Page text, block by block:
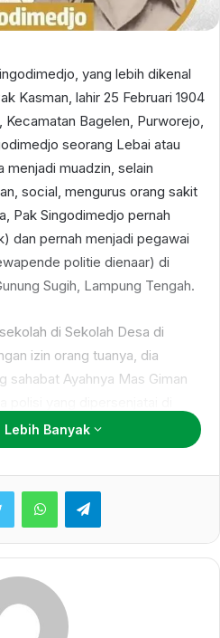
yang lebih dikenal
Kasman, lahir 25 Februari 1904
Kecamatan Bagelen, Purworejo,
seorang Lebai atau
muadzin, selain
social, mengurus orang sakit
Pak Singodimedjo pernah
dan pernah menjadi pegawai
politie dienaar) di
Sugih, Lampung Tengah.
di Sekolah Desa di
izin orang tuanya, dia
sahabat Ayahnya Mas Giman
sudah menyekolahkan adik
di HIS met de Bijbel dan
Mas Giman bersedia
Pak Kasman di
guru HIS Purworejo, Pak
Belum merasa puas dengan
Lebih Banyak